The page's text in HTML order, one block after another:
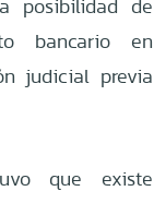
posibilidad de
bancario en
judicial previa
que existe